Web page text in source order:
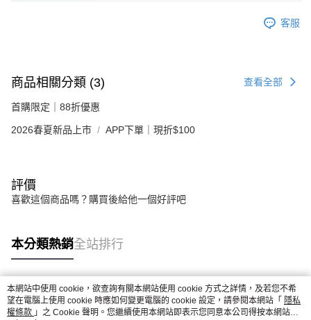
客服
商品相關分類 (3) 查看全部
首購限定｜88折優惠
2026春夏新品上市 APP下單｜現折$100
評價
喜歡這個商品嗎？購買後給他一個好評吧
本分類熱銷全站排行
熱門標籤
本網站中使用 cookie，欲查詢有關本網站使用 cookie 方式之詳情，及若您不希
望在電腦上使用 cookie 時應如何變更電腦的 cookie 設定，請參閱本網站「 隱私
權條款 」之 Cookie 聲明。您繼續使用本網站即表示您同意本公司得按本網站使